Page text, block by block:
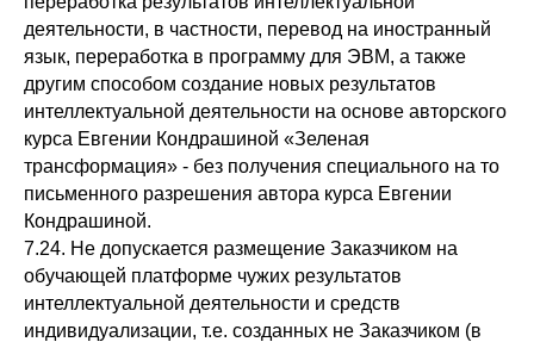
деятельности, в частности, перевод на иностранный
язык, переработка в программу для ЭВМ, а также
другим способом создание новых результатов
интеллектуальной деятельности на основе авторского
курса Евгении Кондрашиной «Зеленая
трансформация» - без получения специального на то
письменного разрешения автора курса Евгении
Кондрашиной.
7.24. Не допускается размещение Заказчиком на
обучающей платформе чужих результатов
интеллектуальной деятельности и средств
индивидуализации, т.е. созданных не Заказчиком (в